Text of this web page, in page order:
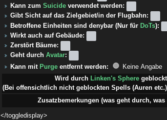
Kann zumSuicide verwendet werden:
Gibt Sicht auf das Zielgebiet/in der Flugbahn:
Betroffene Einheiten sind denybar (Nur für DoTs):
Wirkt auch auf Gebäude:
Zerstört Bäume:
Geht durchAvatar:
Kann mit Purge entfernt werden: Keine Angabe
Wird durch Linken's Spheregeblockt
(Bei offensichtlich nicht geblockten Spells (Auren
Zusatzbemerkungen (was geht durch, was
</toggledisplay>